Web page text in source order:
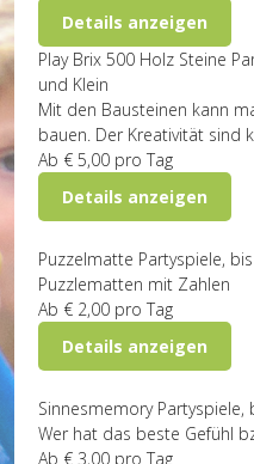
Details anzeigen
Play Brix 500 Holz Steine
und Klein
Mit den Bausteinen kann
bauen. Der Kreativität sind
Ab € 5,00 pro Tag
Details anzeigen
Puzzelmatte Partyspiele,
Puzzlematten mit Zahlen
Ab € 2,00 pro Tag
Details anzeigen
Sinnesmemory Partyspiele,
Wer hat das beste Gefühl
Ab € 3,00 pro Tag